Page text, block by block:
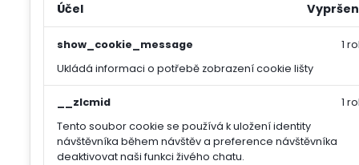
Účel
show_cookie_message
Ukládá informaci o potřebě zobrazení cookie lišty
1
__zlcmid
Tento soubor cookie se používá k uložení identity
návštěvníka během návštěv a preference návštěvníka
deaktivovat naši funkci živého chatu.
1